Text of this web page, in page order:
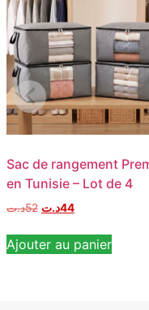
Sac de rangement
en Tunisie – Lot de 4
52د.ت 44د.ت
Ajouter au panier